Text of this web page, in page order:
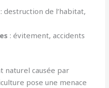
: destruction de l’habitat,
: évitement, accidents
naturel causée par
pose une menace